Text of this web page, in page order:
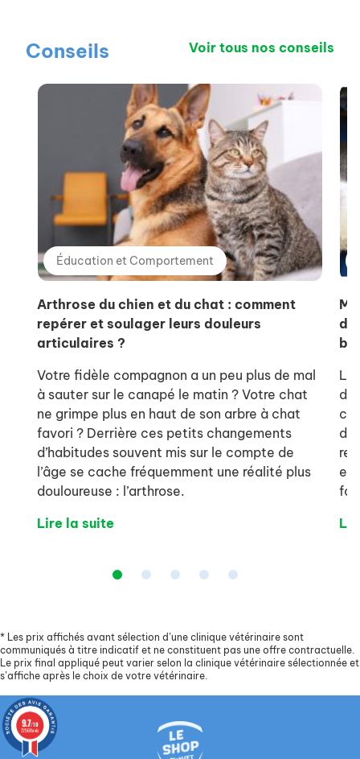
Conseils Voir tous nos conseils
Éducation et Comportement
Arthrose du chien et du chat : comment
repérer et soulager leurs douleurs
articulaires ?
Votre fidèle compagnon a un peu plus de mal
à sauter sur le canapé le matin ? Votre chat
ne grimpe plus en haut de son arbre à chat
favori ? Derrière ces petits changements
d’habitudes souvent mis sur le compte de
l’âge se cache fréquemment une réalité plus
douloureuse : l’arthrose.
Lire la suite
de
de
et
* Les prix affichés avant sélection d’une clinique vétérinaire sont
communiqués à titre indicatif et ne constituent pas une offre contractuelle.
Le prix final appliqué peut varier selon la clinique vétérinaire sélectionnée et
s’affiche après le choix de votre vétérinaire.
9.7/10
72568 avis